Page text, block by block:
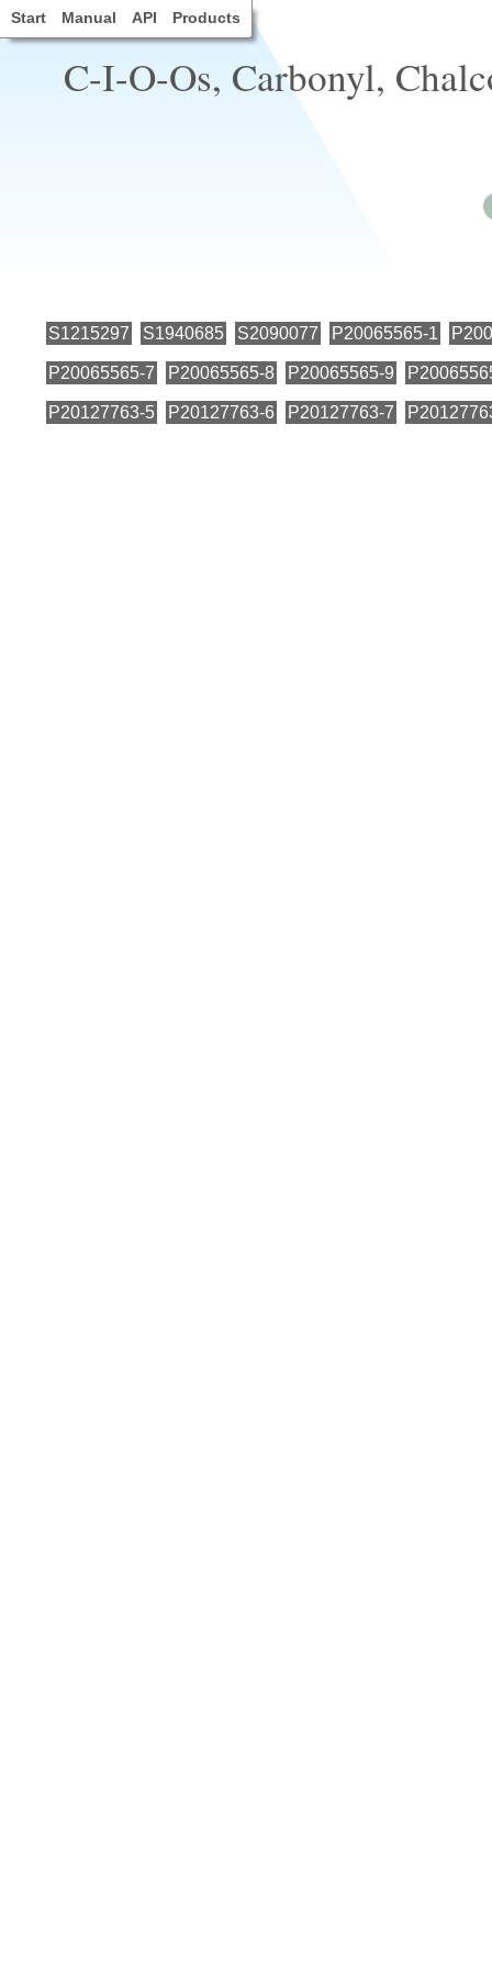
Start Manual API Products
C-I-O-Os, Carbonyl,
S1215297 S1940685 S2090077 P20065565-1
P20065565-7 P20065565-8 P20065565-9
P20127763-5 P20127763-6 P20127763-7